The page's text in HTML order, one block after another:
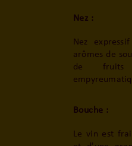
Nez :
Nez
arômes de
de fruits
Bouche :
Le vin est